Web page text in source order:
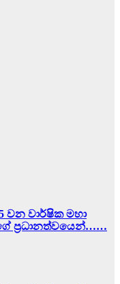
වන වාර්ෂික මහා
ප්‍රධානත්වයෙන්……